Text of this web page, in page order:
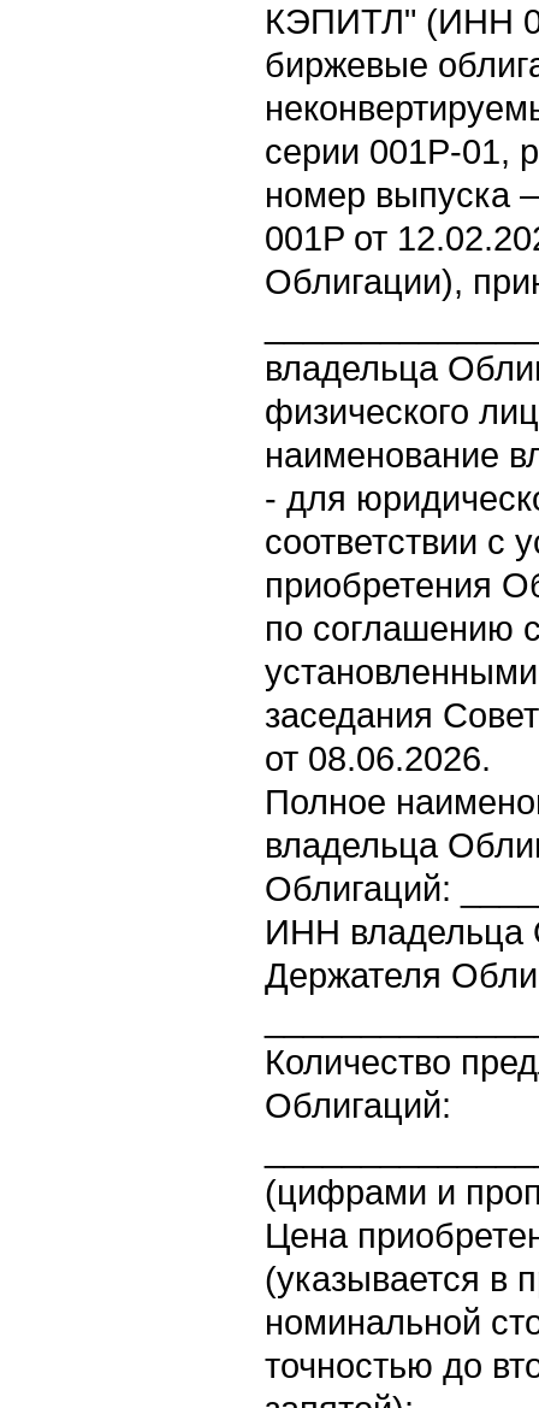
КЭПИТЛ" (ИНН
биржевые
серии 001Р-01,
номер выпуска
001P от
Облигации),
владельца
физического
наименование
- для
соответствии с
приобретения
по соглашению
заседания
от 08.06.2026.
Полное
владельца
Облигаций:
ИНН владельца
Держателя
Количество
Облигаций:
(цифрами и
Цена
(указывается в
номинальной
точностью до